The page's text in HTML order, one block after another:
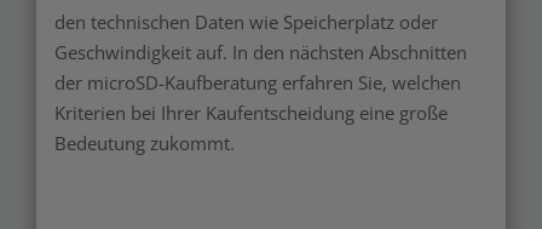
den technischen Daten wie Speicherplatz oder
Geschwindigkeit auf. In den nächsten Abschnitten
der microSD-Kaufberatung erfahren Sie, welchen
Kriterien bei Ihrer Kaufentscheidung eine große
Bedeutung zukommt.